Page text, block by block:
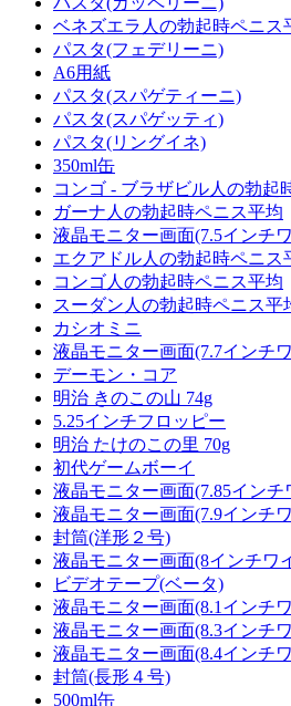
ベネズエラ人の勃起時ペニス
パスタ(フェデリーニ)
A6用紙
パスタ(スパゲティーニ)
パスタ(スパゲッティ)
パスタ(リングイネ)
350ml缶
コンゴ - ブラザビル人の勃起
ガーナ人の勃起時ペニス平均
液晶モニター画面(7.5インチ
エクアドル人の勃起時ペニス
コンゴ人の勃起時ペニス平均
スーダン人の勃起時ペニス平
カシオミニ
液晶モニター画面(7.7インチ
デーモン・コア
明治 きのこの山 74g
5.25インチフロッピー
明治 たけのこの里 70g
初代ゲームボーイ
液晶モニター画面(7.85インチ
液晶モニター画面(7.9インチ
封筒(洋形２号)
液晶モニター画面(8インチワ
ビデオテープ(ベータ)
液晶モニター画面(8.1インチ
液晶モニター画面(8.3インチ
液晶モニター画面(8.4インチ
封筒(長形４号)
500ml缶